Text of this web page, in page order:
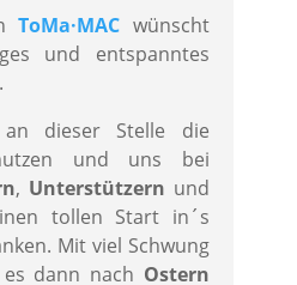
ToMa·MAC wünscht
und entspanntes
dieser Stelle die
und uns bei
, Unterstützern und
tollen Start in´s
Mit viel Schwung
dann nach Ostern